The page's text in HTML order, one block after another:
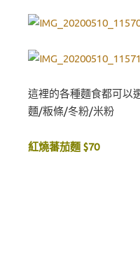
這裡的各種麵食都可以
麵/粄條/冬粉/米粉
紅燒蕃茄麵 $70